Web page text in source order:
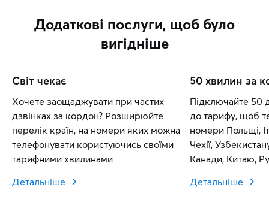
Додаткові послуги, щоб було
вигідніше
Світ чекає
Хочете заощаджувати при частих
дзвінках за кордон? Розширюйте
перелік країн, на номери яких можна
телефонувати користуючись своїми
тарифними хвилинами
Детальніше
50 хвилин за
Підключайте 50
до тарифу, щоб
номери Польщі,
Чехії,
Канади, Китаю,
Детальніше